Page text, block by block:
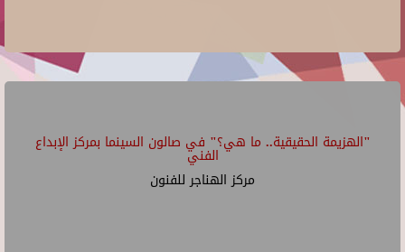
"الهزيمة الحقيقية.. ما هي؟" في صالون السينما بمركز الإبداع
الفني
مركز الهناجر للفنون